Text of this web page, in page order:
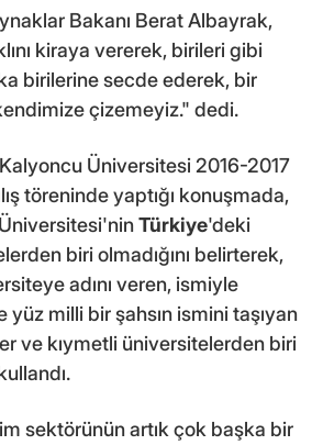
Bakanı Berat Albayrak,
kiraya vererek, birileri gibi
birilerine secde ederek, bir
çizemeyiz." dedi.
Üniversitesi 2016-2017
töreninde yaptığı konuşmada,
Türkiye'deki
biri olmadığını belirterek,
adını veren, ismiyle
milli bir şahsın ismini taşıyan
ve kıymetli üniversitelerden biri
sektörünün artık çok başka bir